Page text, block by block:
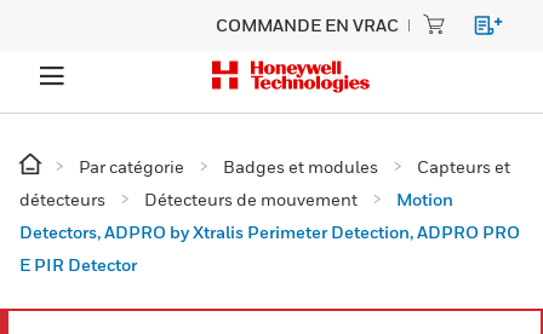
COMMANDE EN VRAC
Par catégorie Badges et modules
Capteurs et
détecteurs
Détecteurs de mouvement
Motion
Detectors, ADPRO by Xtralis Perimeter Detection, ADPRO PRO
E PIR Detector